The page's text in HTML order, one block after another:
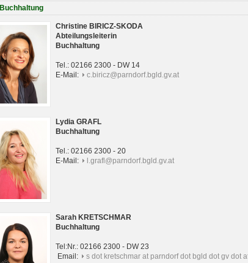
Buchhaltung
Christine BIRICZ-SKODA
Abteilungsleiterin
Buchhaltung
Tel.: 02166 2300 - DW 14
E-Mail:
c.biricz@parndorf.bgld.gv.at
Lydia GRAFL
Buchhaltung
Tel.: 02166 2300 - 20
E-Mail:
l.grafl@parndorf.bgld.gv.at
Sarah KRETSCHMAR
Buchhaltung
Tel:Nr.: 02166 2300 - DW 23
Email:
s dot kretschmar at parndorf dot bgld dot gv dot